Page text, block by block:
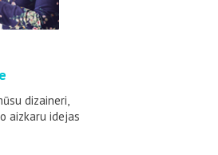
dizaineri,
aizkaru idejas